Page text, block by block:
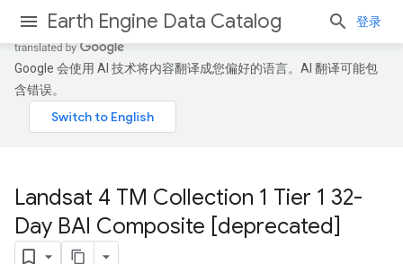
Earth Engine Data Catalog 登录
Google 会使用 AI 技术将内容翻译成您偏好的语言。AI 翻译可能包
含错误。
Landsat 4 TM Collection 1 Tier 1 32-
Day BAI Composite [deprecated]